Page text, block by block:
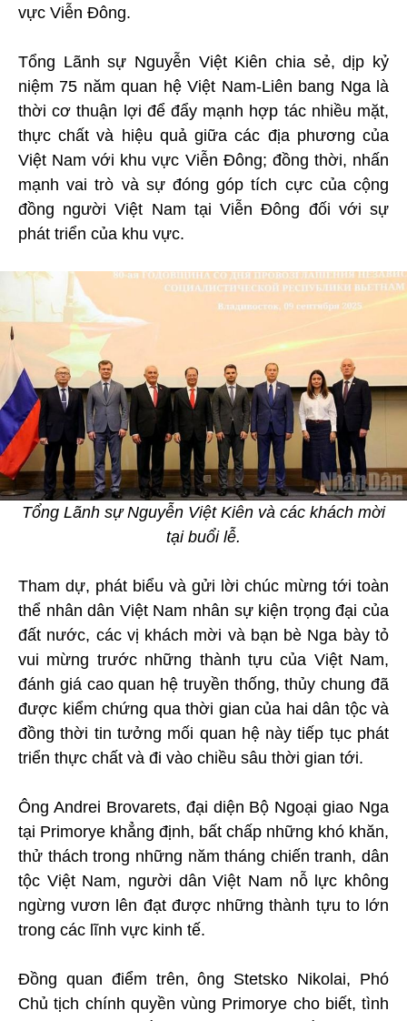
vực Viễn Đông.
Tổng Lãnh sự Nguyễn Việt Kiên chia sẻ, dịp kỷ
niệm 75 năm quan hệ Việt Nam-Liên bang Nga là
thời cơ thuận lợi để đẩy mạnh hợp tác nhiều mặt,
thực chất và hiệu quả giữa các địa phương của
Việt Nam với khu vực Viễn Đông; đồng thời, nhấn
mạnh vai trò và sự đóng góp tích cực của cộng
đồng người Việt Nam tại Viễn Đông đối với sự
phát triển của khu vực.
Tổng Lãnh sự Nguyễn Việt Kiên và các khách mời
tại buổi lễ.
Tham dự, phát biểu và gửi lời chúc mừng tới toàn
thể nhân dân Việt Nam nhân sự kiện trọng đại của
đất nước, các vị khách mời và bạn bè Nga bày tỏ
vui mừng trước những thành tựu của Việt Nam,
đánh giá cao quan hệ truyền thống, thủy chung đã
được kiểm chứng qua thời gian của hai dân tộc và
đồng thời tin tưởng mối quan hệ này tiếp tục phát
triển thực chất và đi vào chiều sâu thời gian tới.
Ông Andrei Brovarets, đại diện Bộ Ngoại giao Nga
tại Primorye khẳng định, bất chấp những khó khăn,
thử thách trong những năm tháng chiến tranh, dân
tộc Việt Nam, người dân Việt Nam nỗ lực không
ngừng vươn lên đạt được những thành tựu to lớn
trong các lĩnh vực kinh tế.
Đồng quan điểm trên, ông Stetsko Nikolai, Phó
Chủ tịch chính quyền vùng Primorye cho biết, tình